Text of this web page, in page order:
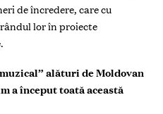
de încredere, care cu
lor în proiecte
alături de Moldovan
a început toată această